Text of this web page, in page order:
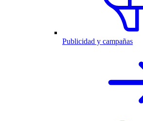
Publicidad y campañas